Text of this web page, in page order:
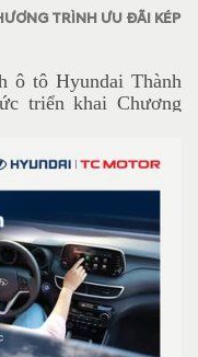
TRÌNH ƯU ĐÃI KÉP
ĐỒNG
ô tô Hyundai Thành
triển khai Chương
xe Hyundai có số